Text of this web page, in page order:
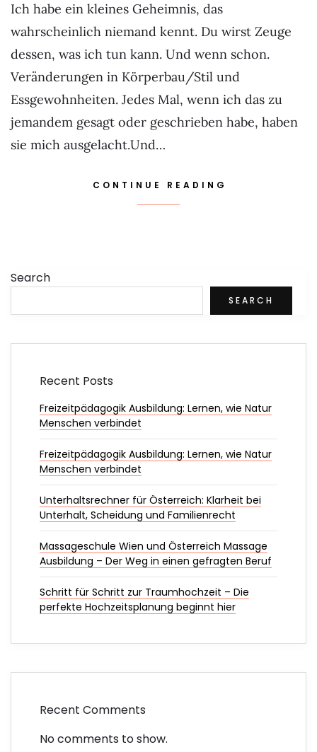
Ich habe ein kleines Geheimnis, das
wahrscheinlich niemand kennt. Du wirst Zeuge
dessen, was ich tun kann. Und wenn schon.
Veränderungen in Körperbau/Stil und
Essgewohnheiten. Jedes Mal, wenn ich das zu
jemandem gesagt oder geschrieben habe, haben
sie mich ausgelacht.Und…
CONTINUE READING
Search
SEARCH
Recent Posts
Freizeitpädagogik Ausbildung: Lernen, wie Natur
Menschen verbindet
Freizeitpädagogik Ausbildung: Lernen, wie Natur
Menschen verbindet
Unterhaltsrechner für Österreich: Klarheit bei
Unterhalt, Scheidung und Familienrecht
Massageschule Wien und Österreich Massage
Ausbildung – Der Weg in einen gefragten Beruf
Schritt für Schritt zur Traumhochzeit – Die
perfekte Hochzeitsplanung beginnt hier
Recent Comments
No comments to show.